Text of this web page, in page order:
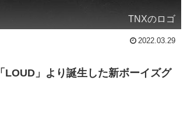
TNXのロゴ
2022.03.29
「LOUD」より誕生した新ボーイズグ